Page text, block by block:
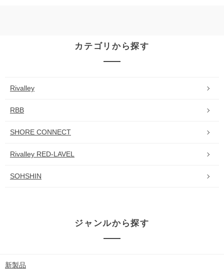
カテゴリから探す
Rivalley
RBB
SHORE CONNECT
Rivalley RED-LAVEL
SOHSHIN
ジャンルから探す
新製品